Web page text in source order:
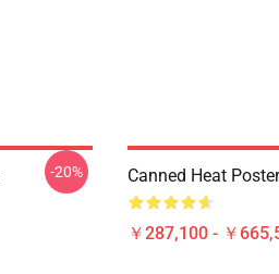
-20% Canned Heat Poster
￥287,100 - ￥